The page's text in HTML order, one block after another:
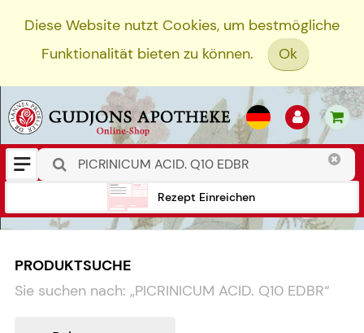
Diese Website nutzt Cookies, um bestmögliche
Funktionalität bieten zu können.
Ok
Rezept Einreichen
PRODUKTSUCHE
Sie suchen nach: „PICRINICUM ACID. Q10 EDBR“